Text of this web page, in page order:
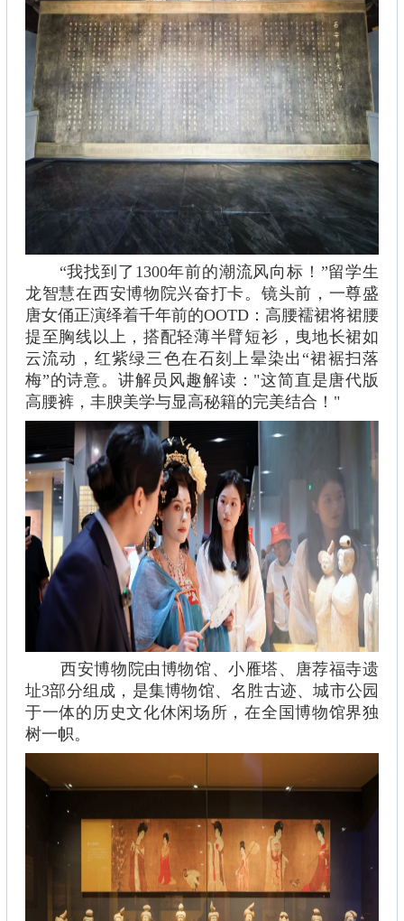
“我找到了1300年前的潮流风向标！”留学生
龙智慧在西安博物院兴奋打卡。镜头前，一尊盛
唐女俑正演绎着千年前的OOTD：高腰襦裙将裙腰
提至胸线以上，搭配轻薄半臂短衫，曳地长裙如
云流动，红紫绿三色在石刻上晕染出“裙裾扫落
梅”的诗意。讲解员风趣解读："这简直是唐代版
高腰裤，丰腴美学与显高秘籍的完美结合！"
西安博物院由博物馆、小雁塔、唐荐福寺遗
址3部分组成，是集博物馆、名胜古迹、城市公园
于一体的历史文化休闲场所，在全国博物馆界独
树一帜。